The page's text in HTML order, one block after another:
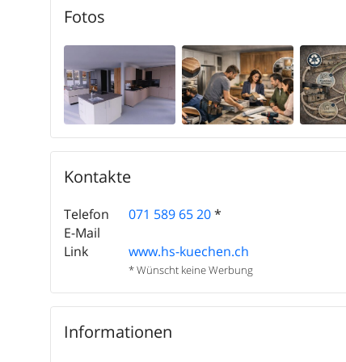
Fotos
Kontakte
Telefon 071 589 65 20*
E-Mail
Link
www.hs-kuechen.ch
* Wünscht keine Werbung
Informationen